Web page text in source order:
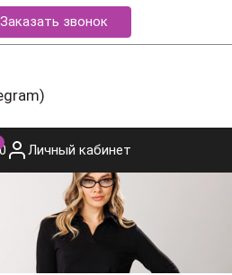
Заказать звонок
0 Личный кабинет